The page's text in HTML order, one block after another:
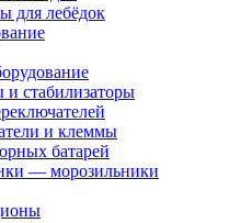
для лебёдок
и стабилизаторы
и клеммы
батарей
— морозильники